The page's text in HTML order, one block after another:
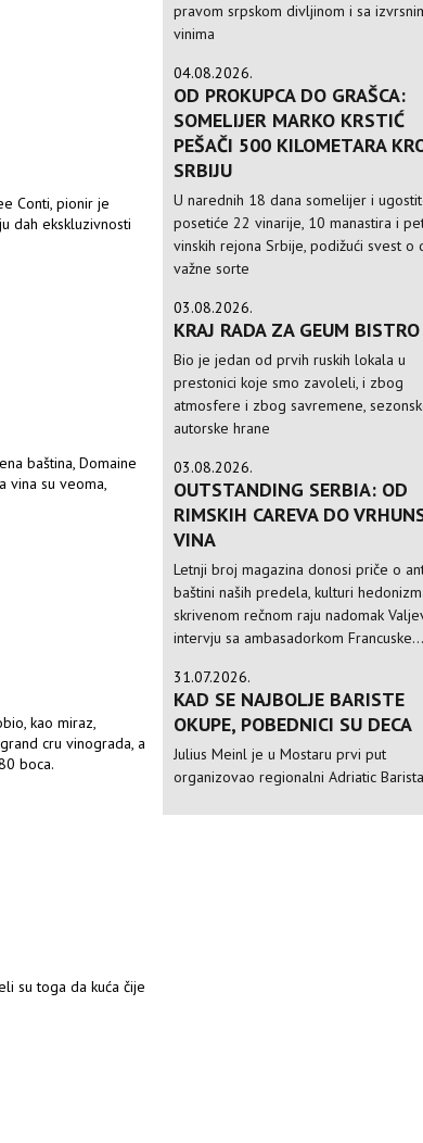
Conti, pionir je
dah ekskluzivnosti
baština, Domaine
vina su veoma,
kao miraz,
cru vinograda, a
boca.
su toga da kuća čije
pravom srpskom divljinom i sa
vinima
04.08.2026.
OD PROKUPCA DO GRAŠCA:
SOMELIJER MARKO KRSTIĆ
PEŠAČI 500 KILOMETARA
SRBIJU
U narednih 18 dana somelijer i
posetiće 22 vinarije, 10 manastira i
vinskih rejona Srbije, podižući svest o
važne sorte
03.08.2026.
KRAJ RADA ZA GEUM BISTRO
Bio je jedan od prvih ruskih lokala u
prestonici koje smo zavoleli, i zbog
atmosfere i zbog savremene,
autorske hrane
03.08.2026.
OUTSTANDING SERBIA: OD
RIMSKIH CAREVA DO
VINA
Letnji broj magazina donosi priče o
baštini naših predela, kulturi
skrivenom rečnom raju nadomak
intervju sa ambasadorkom Francuske...
31.07.2026.
KAD SE NAJBOLJE BARISTE
OKUPE, POBEDNICI SU DECA
Julius Meinl je u Mostaru prvi put
organizovao regionalni Adriatic